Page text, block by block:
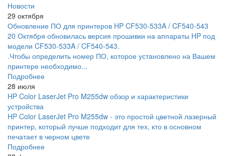
Новости
29 октября
Обновление ПО для принтеров HP CF530-533A / CF540-543
20 Октября обновилась версия прошивки на аппараты HP под
модели CF530-533A / CF540-543.
.Чтобы определить номер ПО, которое установлено на Вашем
принтере необходимо...
Подробнее
28 июля
HP Color LaserJet Pro M255dw обзор и характеристики
устройства
HP Color LaserJet Pro M255dw - это простой цветной лазерный
принтер, который лучше подходит для тех, кто в основном
печатает в черном цвете
Подробнее